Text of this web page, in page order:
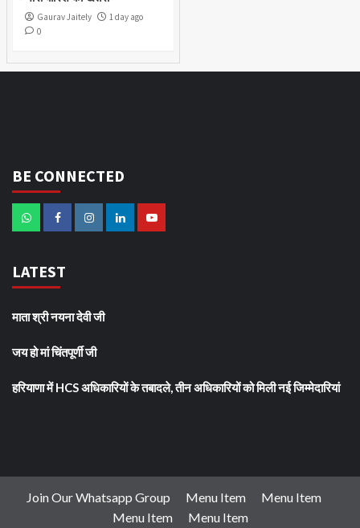
Gaurav Jaitely
1 day ago
0
BE CONNECTED
LATEST
माता श्री नयना देवी जी
जय हो मां चिंतपूर्णी जी
हरियाणा में HCS अधिकारियों के तबादले, तीन अधिकारियों को मिली नई जिम्मेदारियां
Join Our Whatsapp Group Menu Item
Menu Item
Menu Item
Menu Item